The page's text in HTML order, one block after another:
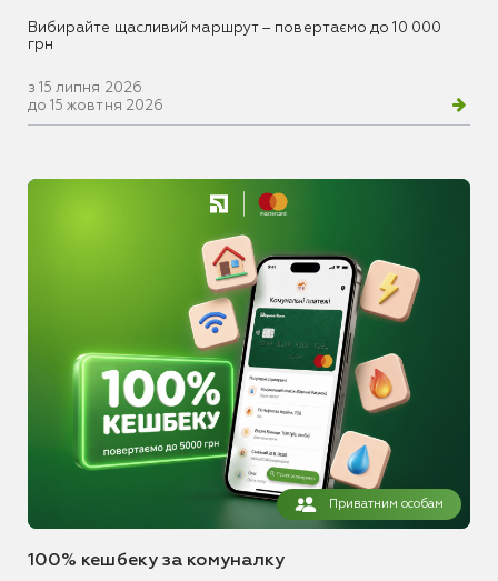
Вибирайте щасливий маршрут – повертаємо до 10 000
грн
з 15 липня 2026
до 15 жовтня 2026
Приватним особам
100% кешбеку за комуналку